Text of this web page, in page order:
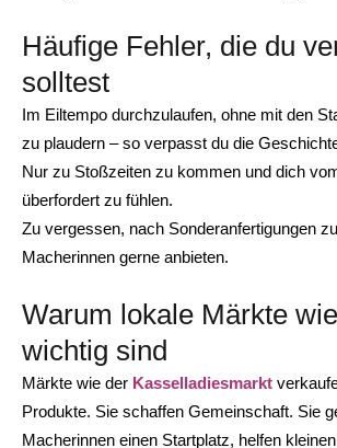
Häufige Fehler, die du
solltest
Im Eiltempo durchzulaufen, ohne mit den
zu plaudern – so verpasst du die
Nur zu Stoßzeiten zu kommen und dich
überfordert zu fühlen.
Zu vergessen, nach Sonderanfertigungen
Macherinnen gerne anbieten.
Warum lokale Märkte
wichtig sind
Märkte wie der Kasselladiesmarkt
Produkte. Sie schaffen Gemeinschaft. Sie
Macherinnen einen Startplatz, helfen